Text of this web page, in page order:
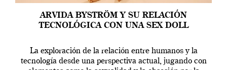
ARVIDA BYSTRÖM Y SU RELACIÓN
TECNOLÓGICA CON UNA SEX DOLL
La exploración de la relación entre humanos y la
tecnología desde una perspectiva actual, jugando con